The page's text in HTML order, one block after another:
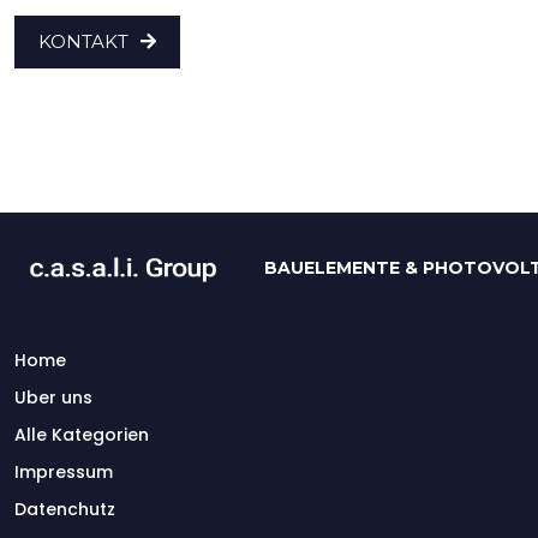
KONTAKT
BAUELEMENTE &
Home
Uber uns
Alle Kategorien
Impressum
Datenchutz